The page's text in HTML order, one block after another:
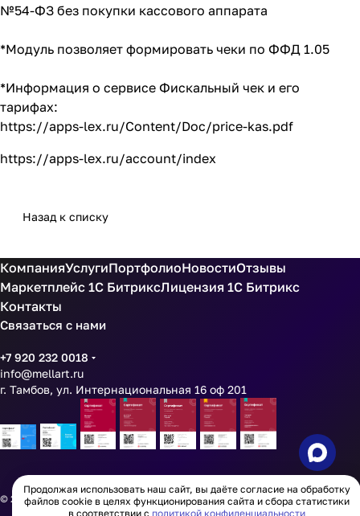
№54-ФЗ без покупки кассового аппарата
*Модуль позволяет формировать чеки по ФФД 1.05
*Информация о сервисе Фискальный чек и его
тарифах:
https://apps-lex.ru/Content/Doc/price-kas.pdf
https://apps-lex.ru/account/index
Назад к списку
КомпанияУслугиПортфолиоНовостиОтзывы
Маркетплейс 1С БитриксЛицензия 1С Битрикс
Контакты
Связаться с нами
+7 920 232 0018
info@mellart.ru
г. Тамбов, ул. Интернациональная 16 оф 201
© 2026ООО МИЛАРТ ИНН 6800015913 ОГРН 1256800002997
Продолжая использовать наш сайт, вы даёте согласие на обработку
файлов cookie в целях функционирования сайта и сбора статистики
в соответствии с политикой конфиденциальности